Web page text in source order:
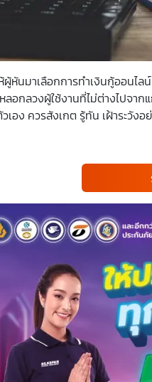
มาเลือกการทำเงินกู้ออนไลน์
อกลวงผู้ใช้งานที่ไม่ต่างไปจา
ง ควรสังเกต รู้ทัน เฝ้าระวัง